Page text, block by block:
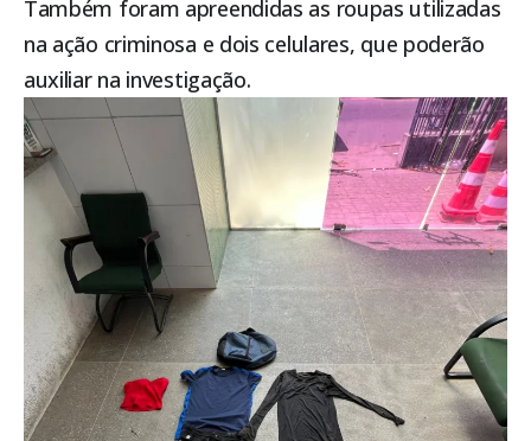
Também foram apreendidas as roupas utilizadas
na ação criminosa e dois celulares, que poderão
auxiliar na investigação.